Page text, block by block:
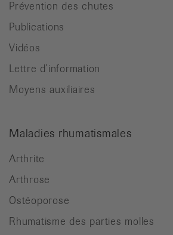
Prévention des chutes
Publications
Vidéos
Lettre d’information
Moyens auxiliaires
Maladies rhumatismales
Arthrite
Arthrose
Ostéoporose
Rhumatisme des parties molles